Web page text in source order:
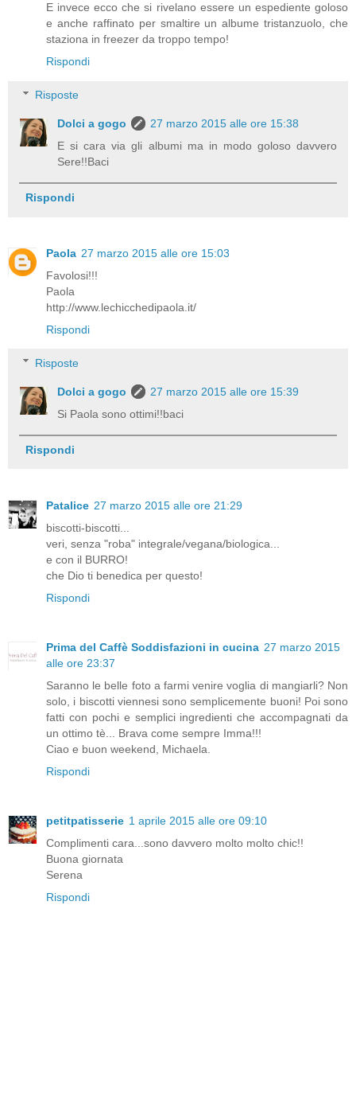
E invece ecco che si rivelano essere un espediente goloso
e anche raffinato per smaltire un albume tristanzuolo, che
staziona in freezer da troppo tempo!
Rispondi
Risposte
Dolci a gogo
27 marzo 2015 alle ore 15:38
E si cara via gli albumi ma in modo goloso davvero
Sere!!Baci
Rispondi
Paola 27 marzo 2015 alle ore 15:03
Favolosi!!!
Paola
http://www.lechicchedipaola.it/
Rispondi
Risposte
Dolci a gogo
27 marzo 2015 alle ore 15:39
Si Paola sono ottimi!!baci
Rispondi
Patalice 27 marzo 2015 alle ore 21:29
biscotti-biscotti...
veri, senza "roba" integrale/vegana/biologica...
e con il BURRO!
che Dio ti benedica per questo!
Rispondi
Prima del Caffè Soddisfazioni in cucina 27 marzo 2015
alle ore 23:37
Saranno le belle foto a farmi venire voglia di mangiarli? Non
solo, i biscotti viennesi sono semplicemente buoni! Poi sono
fatti con pochi e semplici ingredienti che accompagnati da
un ottimo tè... Brava come sempre Imma!!!
Ciao e buon weekend, Michaela.
Rispondi
petitpatisserie 1 aprile 2015 alle ore 09:10
Complimenti cara...sono davvero molto molto chic!!
Buona giornata
Serena
Rispondi